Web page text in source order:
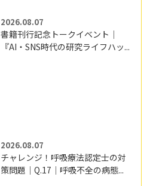
2026.08.07
書籍刊行記念トークイベント｜
『AI・SNS時代の研究ライフハッ...
2026.08.07
チャレンジ！呼吸療法認定士の対
策問題｜Q.17｜呼吸不全の病態...